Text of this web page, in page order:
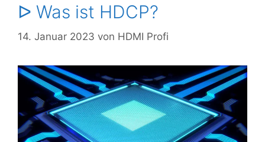
ᐅ Was ist HDCP?
14. Januar 2023 von HDMI Profi